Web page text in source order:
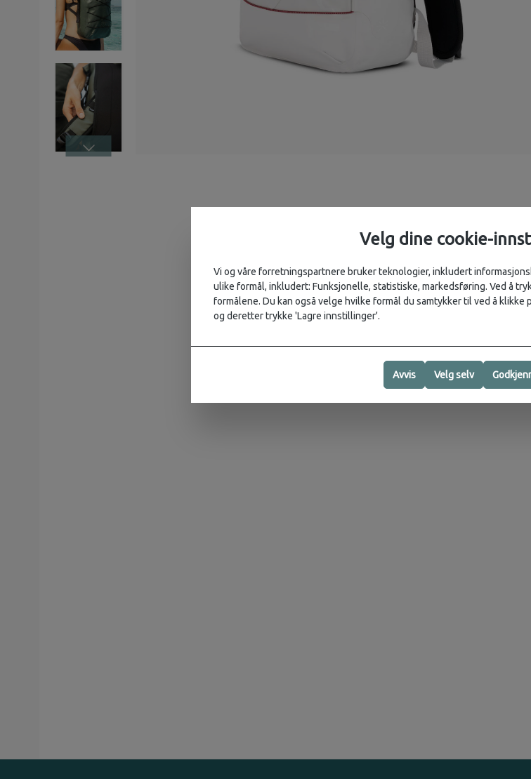
Velg dine cookie-
Vi og våre forretningspartnere bruker teknologier, inkludert
ulike formål, inkludert: Funksjonelle, statistiske, markedsføring. Ved å
formålene. Du kan også velge hvilke formål du samtykker til ved å klikke
og deretter trykke 'Lagre innstillinger'.
Avvis Velg selv